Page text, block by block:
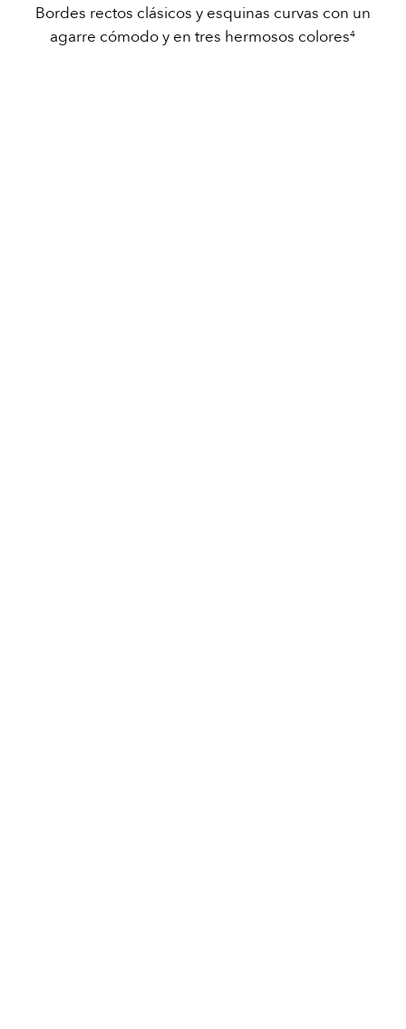
Bordes rectos clásicos y esquinas curvas con un
agarre cómodo y en tres hermosos colores4